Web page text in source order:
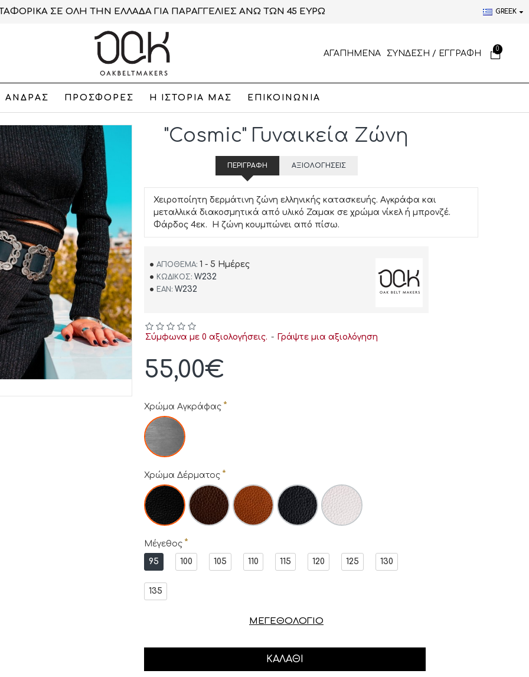
ΣΕ ΟΛΗ ΤΗΝ ΕΛΛΑΔΑ ΓΙΑ ΠΑΡΑΓΓΕΛΙΕΣ ΑΝΩ ΤΩΝ 45 ΕΥΡΩ GREEK
ΑΓΑΠΗΜΕΝΑ ΣΥΝΔΕΣΗ / ΕΓΓΡΑΦΗ 0
ΑΝΔΡΑΣ ΠΡΟΣΦΟΡΕΣ Η ΙΣΤΟΡΙΑ ΜΑΣ ΕΠΙΚΟΙΝΩΝΙΑ
"Cosmic" Γυναικεία Ζώνη
ΠΕΡΙΓΡΑΦΉ ΑΞΙΟΛΟΓΉΣΕΙΣ
Χειροποίητη δερμάτινη ζώνη ελληνικής κατασκευής. Αγκράφα και
μεταλλικά διακοσμητικά από υλικό Ζαμακ σε χρώμα νίκελ ή μπρονζέ.
Φάρδος 4εκ. Η ζώνη κουμπώνει από πίσω.
ΑΠΌΘΕΜΑ: 1 - 5 Ημέρες
ΚΩΔΙΚΌΣ: W232
EAN: W232
Σύμφωνα με 0 αξιολογήσεις. - Γράψτε μια αξιολόγηση
55,00€
Χρώμα Αγκράφας
Χρώμα Δέρματος
Μέγεθος
95
100 105 110 115 120 125 130
135
ΚΑΛΆΘΙ
ΜΕΓΕΘΟΛΟΓΙΟ